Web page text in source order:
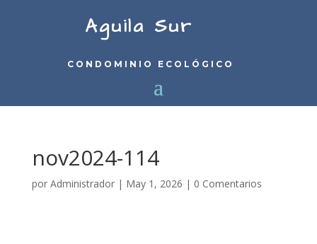
Aguila Sur
CONDOMINIO ECOLÓGICO
nov2024-114
por Administrador| May 1, 2026 | 0 Comentarios